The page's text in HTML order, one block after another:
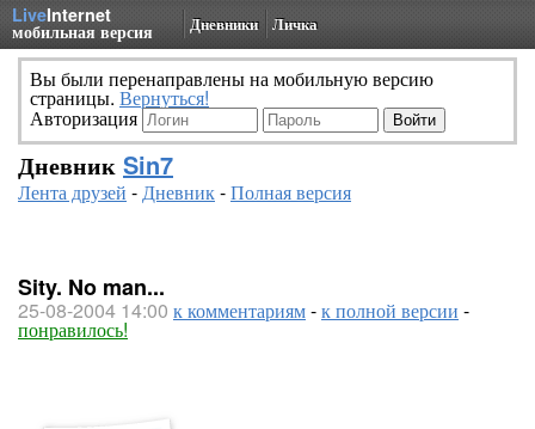
LiveInternet
мобильная версия Дневники Личка
Вы были перенаправлены на мобильную версию
страницы. Вернуться!
Авторизация
Дневник Sin7
Лента друзей -Дневник-Полная версия
Sity. No man...
25-08-2004 14:00 к комментариям-к полной версии -
понравилось!